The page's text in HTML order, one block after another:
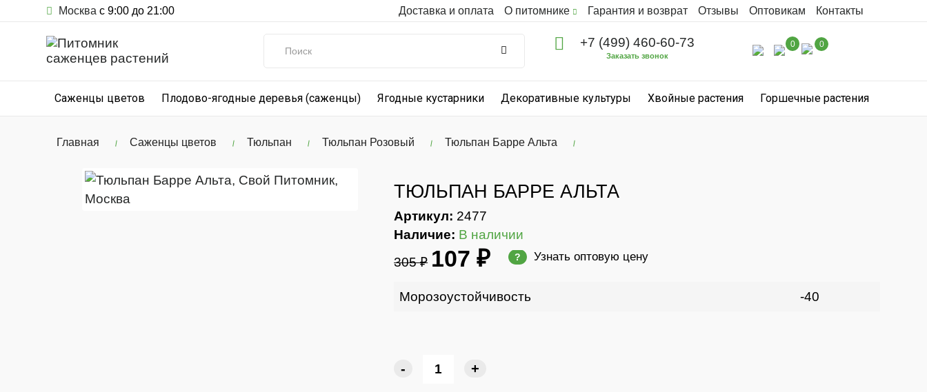
Москва с 9:00 до 21:00 Доставка и оплата О питомнике Гарантия и возврат Отзывы Оптовикам Контакты
+7 (499) 460-60-73
Заказать звонок
0 0
Саженцы цветов Плодово-ягодные деревья (саженцы) Ягодные кустарники Декоративные культуры Хвойные растения Горшечные растения
Главная Саженцы цветов Тюльпан Тюльпан Розовый Тюльпан Барре Альта
ТЮЛЬПАН БАРРЕ АЛЬТА
Артикул: 2477
Наличие: В наличии
305 ₽ 107 ₽ ? Узнать оптовую цену
Морозоустойчивость -40
- +